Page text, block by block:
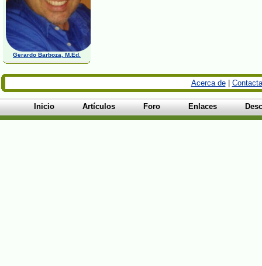
Gerardo Barboza, M.Ed.
Acerca de|
Inicio Artículos Foro Enlaces